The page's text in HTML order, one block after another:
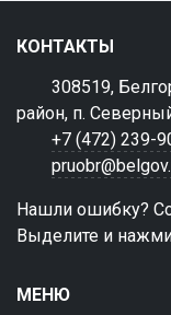
КОНТАКТЫ
308519,
район, п.
+7 (472) 239-
Нашли ошибку?
Выделите и
МЕНЮ